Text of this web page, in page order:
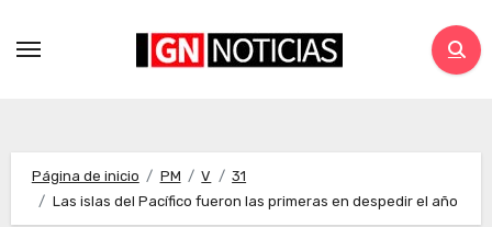
Página de inicio PM V
31
Las islas del Pacífico fueron las primeras en despedir el año